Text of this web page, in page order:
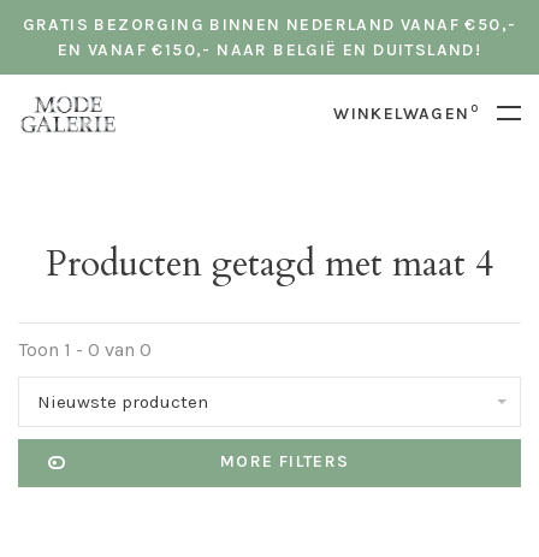
GRATIS BEZORGING BINNEN NEDERLAND VANAF €50,-
EN VANAF €150,- NAAR BELGIË EN DUITSLAND!
WINKELWAGEN 0
Producten getagd met maat 4
Toon 1 - 0 van 0
Nieuwste producten
MORE FILTERS